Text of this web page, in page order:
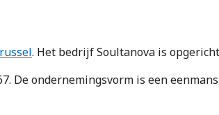
. Het bedrijf Soultanova is
De ondernemingsvorm is een